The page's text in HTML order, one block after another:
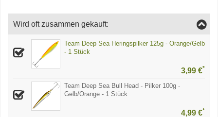
Wird oft zusammen gekauft:
Team Deep Sea Heringspilker 125g - Orange/Gelb
- 1 Stück
3,99 €*
Team Deep Sea Bull Head - Pilker 100g -
Gelb/Orange - 1 Stück
4,99 €*